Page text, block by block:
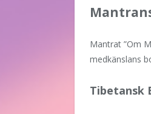
Mantrat ”Om
medkänslans
Tibetansk